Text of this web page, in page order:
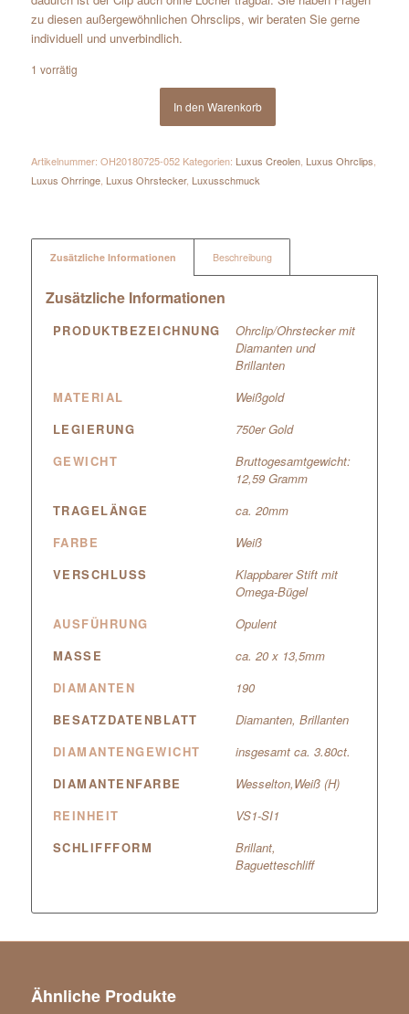
zu diesen außergewöhnlichen Ohrsclips, wir beraten Sie gerne
individuell und unverbindlich.
1 vorrätig
In den Warenkorb
Artikelnummer: OH20180725-052 Kategorien: Luxus Creolen, Luxus Ohrclips,
Luxus Ohrringe, Luxus Ohrstecker, Luxusschmuck
Zusätzliche Informationen Beschreibung
Zusätzliche Informationen
PRODUKTBEZEICHNUNG
Ohrclip/Ohrstecker mit
Diamanten und
Brillanten
MATERIAL
Weißgold
LEGIERUNG
750er Gold
GEWICHT
Bruttogesamtgewicht:
12,59 Gramm
TRAGELÄNGE
ca. 20mm
FARBE
Weiß
VERSCHLUSS
Klappbarer Stift mit
Omega-Bügel
AUSFÜHRUNG
Opulent
MASSE
ca. 20 x 13,5mm
DIAMANTEN
190
BESATZDATENBLATT
Diamanten, Brillanten
DIAMANTENGEWICHT
insgesamt ca. 3.80ct.
DIAMANTENFARBE
Wesselton,Weiß (H)
REINHEIT
VS1-SI1
SCHLIFFFORM
Brillant,
Baguetteschliff
Ähnliche Produkte